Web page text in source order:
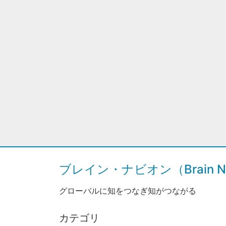
ブレイン・ナビオン（Brain
グローバルに知をつなぎ知がつながる
カテゴリ